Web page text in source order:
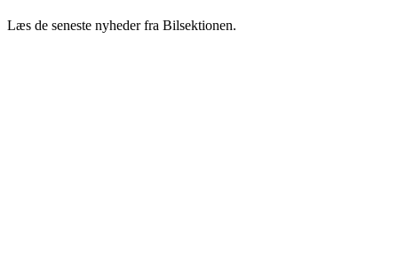
Læs de seneste nyheder fra Bilsektionen.